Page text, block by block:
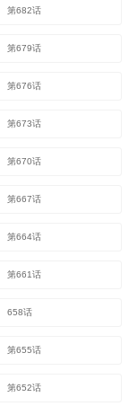
第682话
第679话
第676话
第673话
第670话
第667话
第664话
第661话
658话
第655话
第652话